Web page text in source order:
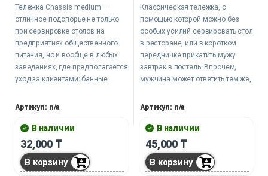
Тележка Сhassis medium –
отличное подспорье не только
при сервировке столов на
предприятиях общественного
питания, но и вообще в любых
заведениях, где предполагается
уход за клиентами: банные
центры. И даже в домашних
может поиграть в медсестру и
пациента, уставив полки едой и
напитками.
Артикул: n/a
В наличии
32,000 ₸
В корзину
Классическая тележка, с
помощью которой можно без
особых усилий сервировать стол
в ресторане, или в коротком
передничке прикатить мужу
завтрак в постель. Впрочем,
мужчина может ответить тем же,
управляет тележкой, поскольку
пальчики оближешь, даже если
это покупные пельмени, но в
соусе бешамель собственного
производства.
Артикул: n/a
В наличии
45,000 ₸
В корзину